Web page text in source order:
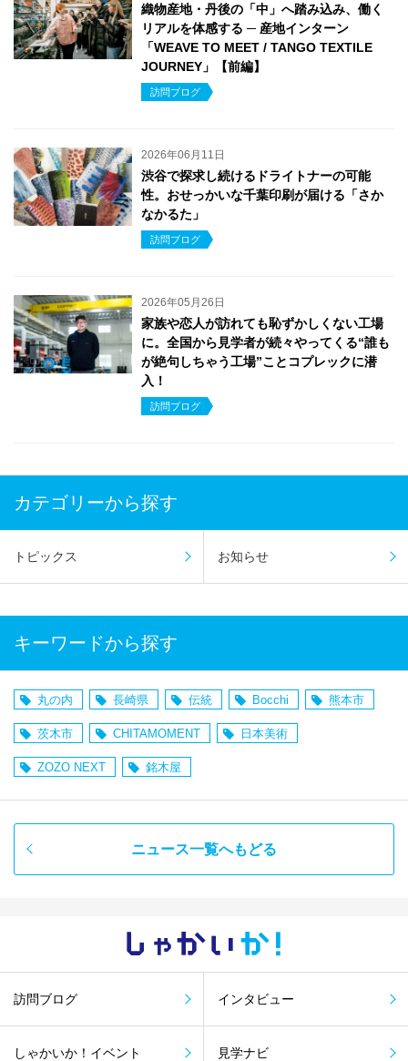
織物産地・丹後の「中」へ踏み込み、働く
リアルを体感する ─ 産地インターン
「WEAVE TO MEET / TANGO TEXTILE
JOURNEY」【前編】
訪問ブログ
2026年06月11日
渋谷で探求し続けるドライトナーの可能
性。おせっかいな千葉印刷が届ける「さか
なかるた」
訪問ブログ
2026年05月26日
家族や恋人が訪れても恥ずかしくない工場
に。全国から見学者が続々やってくる“誰も
が絶句しちゃう工場”ことコプレックに潜
入！
訪問ブログ
カテゴリーから探す
トピックス お知らせ
キーワードから探す
丸の内 長崎県 伝統 Bocchi 熊本市
茨木市 CHITAMOMENT 日本美術
ZOZO NEXT 銘木屋
ニュース一覧へもどる
しゃかい か！
訪問ブログ インタビュー
しゃかいか！イベント 見学ナビ